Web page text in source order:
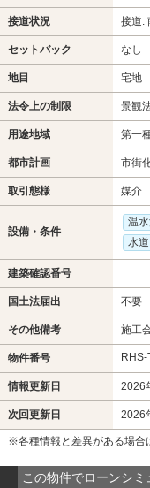
接道状況 接道:
セットバック なし
地目 宅地
法令上の制限 景観
用途地域 第一
都市計画 市街
取引態様 媒介
設備・条件
温
水道
建築確認番号
国土法届出 不要
その他備考 施工
物件番号
情報更新日 2026
次回更新日 2026
※各種情報と差異がある場合
この物件でローンシミ